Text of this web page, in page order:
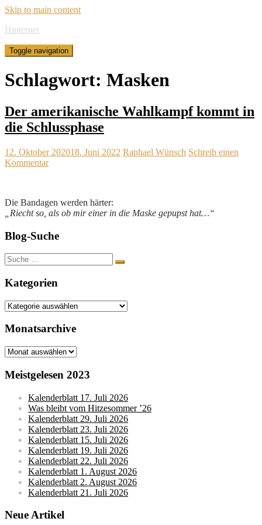
Skip to main content
Hinternet
Toggle navigation
Schlagwort: Masken
Der amerikanische Wahlkampf kommt in
die Schlussphase
12. Oktober 202018. Juni 2022 Raphael Wünsch Schreib einen
Kommentar
Die Bandagen werden härter:
„Riecht so, als ob mir einer in die Maske gepupst hat…“
Blog-Suche
Suche
nach:
Kategorien
Kategorien
Monatsarchive
Monatsarchive
Meistgelesen 2023
Kalenderblatt 17. Juli 2026
Was bleibt vom Hitzesommer ’26
Kalenderblatt 29. Juli 2026
Kalenderblatt 23. Juli 2026
Kalenderblatt 15. Juli 2026
Kalenderblatt 19. Juli 2026
Kalenderblatt 22. Juli 2026
Kalenderblatt 1. August 2026
Kalenderblatt 2. August 2026
Kalenderblatt 21. Juli 2026
Neue Artikel